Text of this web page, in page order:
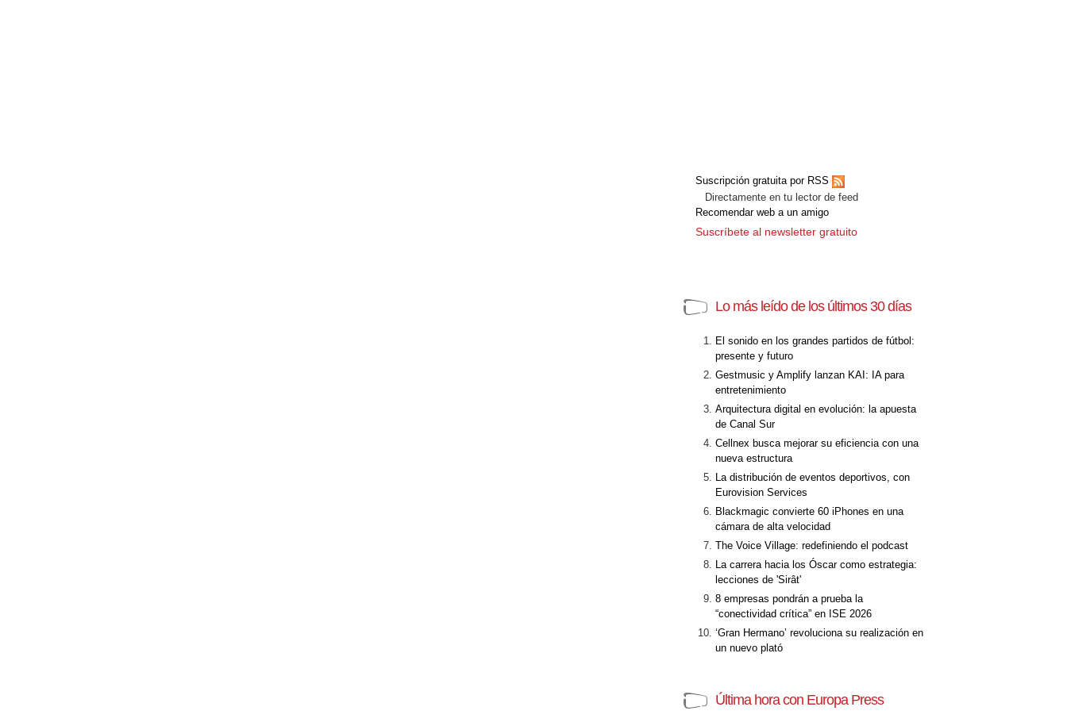
Suscripción gratuita por RSS
Directamente en tu lector de feed
Recomendar web a un amigo
Suscríbete al newsletter gratuito
Lo más leído de los últimos 30 días
El sonido en los grandes partidos de fútbol:
presente y futuro
Gestmusic y Amplify lanzan KAI: IA para
entretenimiento
Arquitectura digital en evolución: la apuesta
de Canal Sur
Cellnex busca mejorar su eficiencia con una
nueva estructura
La distribución de eventos deportivos, con
Eurovision Services
Blackmagic convierte 60 iPhones en una
cámara de alta velocidad
The Voice Village: redefiniendo el podcast
La carrera hacia los Óscar como estrategia:
lecciones de 'Sirât'
8 empresas pondrán a prueba la
“conectividad crítica” en ISE 2026
‘Gran Hermano’ revoluciona su realización en
un nuevo plató
Última hora con Europa Press